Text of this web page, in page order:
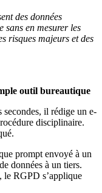
des données
sans en mesurer les
risques majeurs et des
outil bureautique
secondes, il rédige un e-
disciplinaire.
prompt envoyé à un
données à un tiers.
le RGPD s’applique